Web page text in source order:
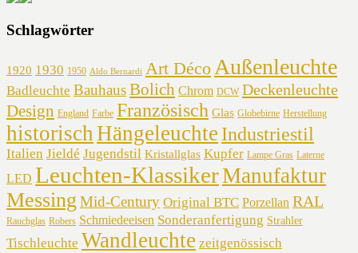
Schlagwörter
1920 1930 1950 Aldo Bernardi Art Déco Außenleuchte
Badleuchte BauhausBolich Chrom DCW Deckenleuchte
Design England Farbe Französisch Glas Globebirne Herstellung
historisch Hängeleuchte Industriestil
Italien Jieldé Jugendstil Kristallglas Kupfer Lampe Gras Laterne
LED Leuchten-KlassikerManufaktur
Messing Mid-Century Original BTC Porzellan RAL
Rauchglas Robers Schmiedeeisen Sonderanfertigung Strahler
Tischleuchte Wandleuchte zeitgenössisch